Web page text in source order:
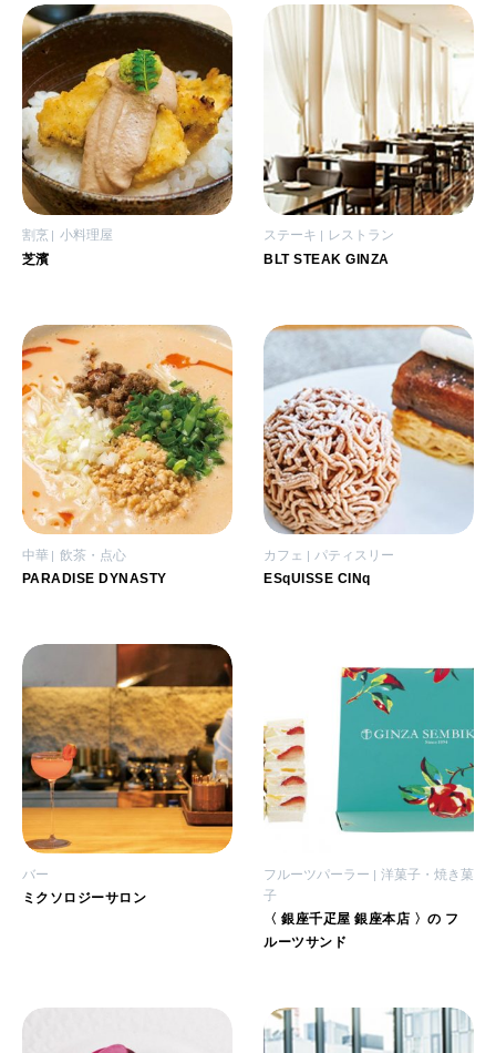
割烹 小料理屋
芝濱
ステーキ レストラン
BLT STEAK GINZA
中華 飲茶・点心
PARADISE DYNASTY
カフェ パティスリー
ESqUISSE CINq
バー
ミクソロジーサロン
フルーツパーラー
洋菓子・焼き菓
子
〈 銀座千疋屋 銀座本店 〉の フ
ルーツサンド